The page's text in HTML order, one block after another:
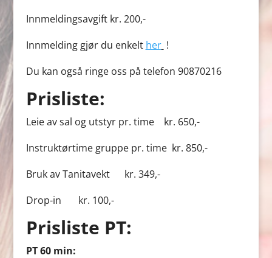
Innmeldingsavgift kr. 200,-
Innmelding gjør du enkelt her !
Du kan også ringe oss på telefon 90870216
Prisliste:
Leie av sal og utstyr pr. time kr. 650,-
Instruktørtime gruppe pr. time kr. 850,-
Bruk av Tanitavekt kr. 349,-
Drop-in kr. 100,-
Prisliste PT:
PT 60 min: